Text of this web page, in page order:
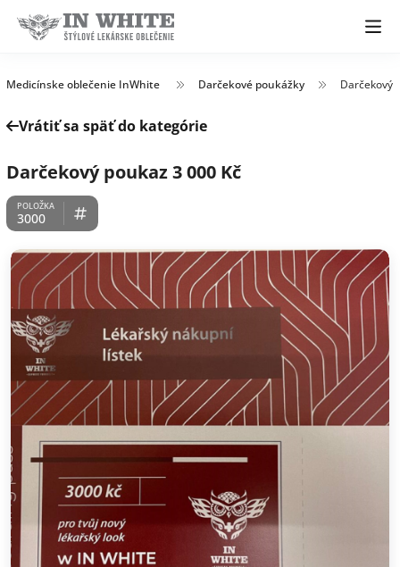
Medicínske oblečenie InWhite Darčekové poukážky Darčekový
Vrátiť sa späť do kategórie
Darčekový poukaz 3 000 Kč
3000